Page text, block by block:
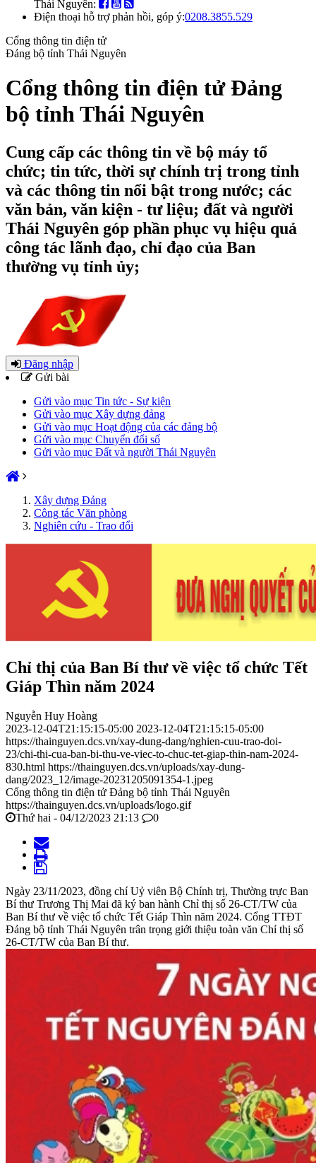
Thái Nguyên:
Điện thoại hỗ trợ phản hồi, góp ý:0208.3855.529
Cổng thông tin điện tử
Đảng bộ tỉnh Thái Nguyên
Cổng thông tin điện tử Đảng
bộ tỉnh Thái Nguyên
Cung cấp các thông tin về bộ máy tổ
chức; tin tức, thời sự chính trị trong tỉnh
và các thông tin nổi bật trong nước; các
văn bản, văn kiện - tư liệu; đất và người
Thái Nguyên góp phần phục vụ hiệu quả
công tác lãnh đạo, chỉ đạo của Ban
thường vụ tỉnh ủy;
Đăng nhập
Gửi bài
Gửi vào mục Tin tức - Sự kiện
Gửi vào mục Xây dựng đảng
Gửi vào mục Hoạt động của các đảng bộ
Gửi vào mục Chuyển đổi số
Gửi vào mục Đất và người Thái Nguyên
Xây dựng Đảng
Công tác Văn phòng
Nghiên cứu - Trao đổi
Chỉ thị của Ban Bí thư về việc tổ chức Tết
Giáp Thìn năm 2024
Nguyễn Huy Hoàng
2023-12-04T21:15:15-05:00 2023-12-04T21:15:15-05:00
https://thainguyen.dcs.vn/xay-dung-dang/nghien-cuu-trao-doi-
23/chi-thi-cua-ban-bi-thu-ve-viec-to-chuc-tet-giap-thin-nam-2024-
830.html https://thainguyen.dcs.vn/uploads/xay-dung-
dang/2023_12/image-20231205091354-1.jpeg
Cổng thông tin điện tử Đảng bộ tỉnh Thái Nguyên
https://thainguyen.dcs.vn/uploads/logo.gif
Thứ hai - 04/12/2023 21:13
0
Ngày 23/11/2023, đồng chí Uỷ viên Bộ Chính trị, Thường trực Ban
Bí thư Trương Thị Mai đã ký ban hành Chỉ thị số 26-CT/TW của
Ban Bí thư về việc tổ chức Tết Giáp Thìn năm 2024. Cổng TTĐT
Đảng bộ tỉnh Thái Nguyên trân trọng giới thiệu toàn văn Chỉ thị số
26-CT/TW của Ban Bí thư.